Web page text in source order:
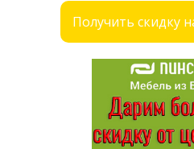
Получить скидку